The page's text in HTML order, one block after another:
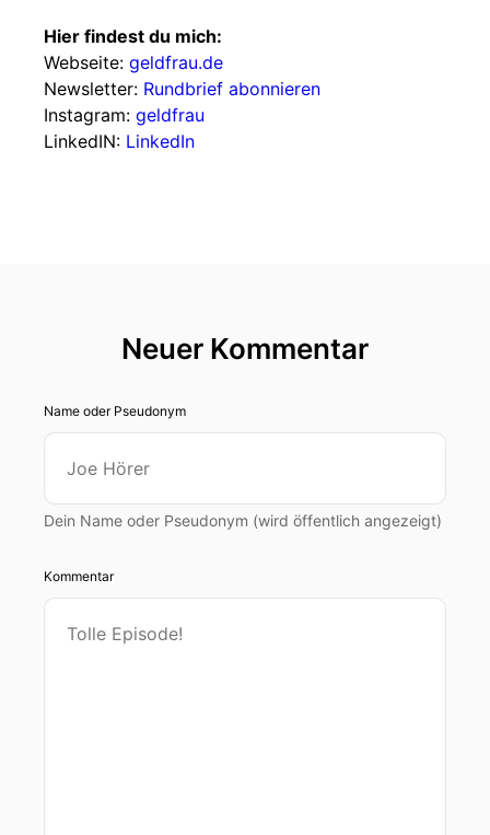
Hier findest du mich:
Webseite: geldfrau.de
Newsletter: Rundbrief abonnieren
Instagram: geldfrau
LinkedIN: LinkedIn
Neuer Kommentar
Name oder Pseudonym
Dein Name oder Pseudonym (wird öffentlich angezeigt)
Kommentar